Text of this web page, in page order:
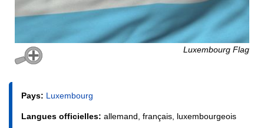
Luxembourg Flag
Pays: Luxembourg
Langues officielles: allemand, français, luxembourgeois